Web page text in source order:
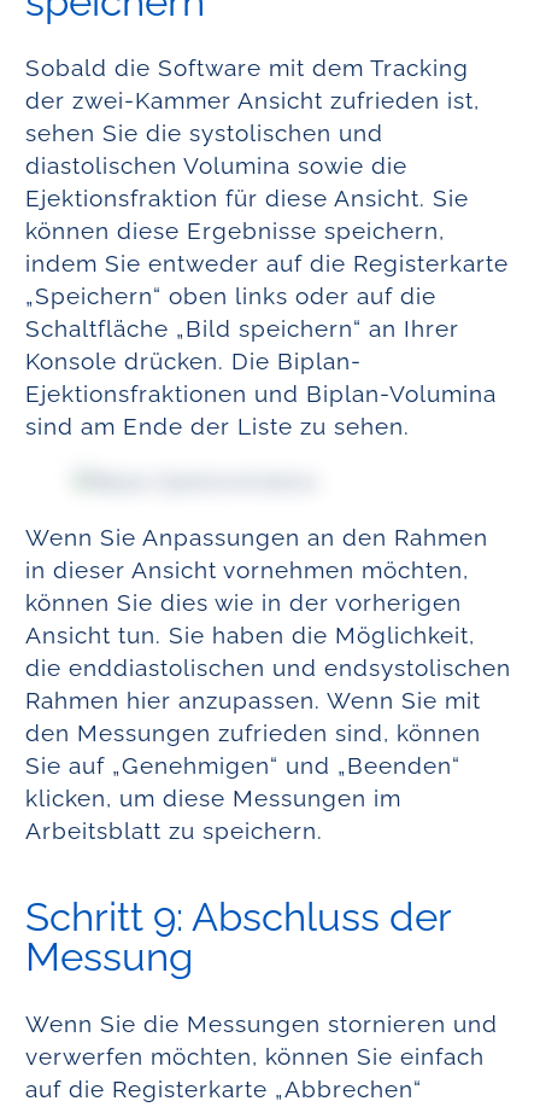
Sobald die Software mit dem Tracking
der zwei-Kammer Ansicht zufrieden ist,
sehen Sie die systolischen und
diastolischen Volumina sowie die
Ejektionsfraktion für diese Ansicht. Sie
können diese Ergebnisse speichern,
indem Sie entweder auf die Registerkarte
„Speichern“ oben links oder auf die
Schaltfläche „Bild speichern“ an Ihrer
Konsole drücken. Die Biplan-
Ejektionsfraktionen und Biplan-Volumina
sind am Ende der Liste zu sehen.
Wenn Sie Anpassungen an den Rahmen
in dieser Ansicht vornehmen möchten,
können Sie dies wie in der vorherigen
Ansicht tun. Sie haben die Möglichkeit,
die enddiastolischen und endsystolischen
Rahmen hier anzupassen. Wenn Sie mit
den Messungen zufrieden sind, können
Sie auf „Genehmigen“ und „Beenden“
klicken, um diese Messungen im
Arbeitsblatt zu speichern.
Schritt 9: Abschluss der
Messung
Wenn Sie die Messungen stornieren und
verwerfen möchten, können Sie einfach
auf die Registerkarte „Abbrechen“